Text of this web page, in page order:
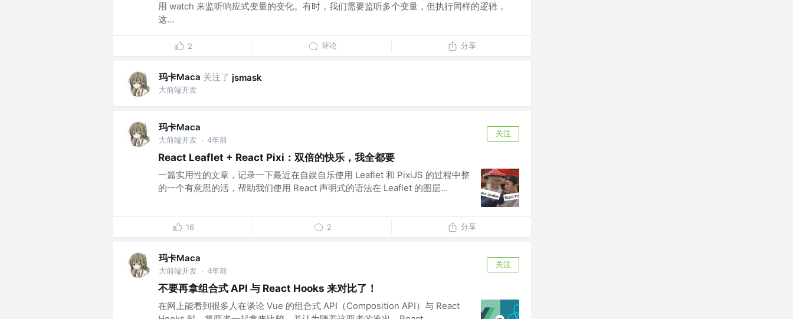
用 watch 来监听响应式变量的变化。有时，我们需要监听多个变量，但执行同样的逻辑，
这...
2 评论 分享
玛卡Maca 关注了 jsmask
大前端开发
玛卡Maca
大前端开发 · 4年前
关注
React Leaflet + React Pixi：双倍的快乐，我全都要
一篇实用性的文章，记录一下最近在自娱自乐使用 Leaflet 和 PixiJS 的过程中整
的一个有意思的活，帮助我们使用 React 声明式的语法在 Leaflet 的图层...
16 2 分享
玛卡Maca
大前端开发 · 4年前
关注
不要再拿组合式 API 与 React Hooks 来对比了！
在网上能看到很多人在谈论 Vue 的组合式 API（Composition API）与 React